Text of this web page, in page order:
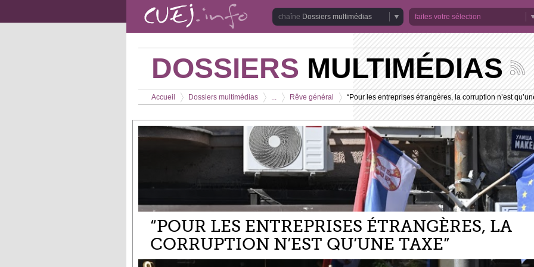
Dossiers multimédias
faites votre sélection
DOSSIERS MULTIMÉDIAS
Suivez
les
de
la
chaîne
Vous êtes ici
Accueil
>
Dossiers multimédias
>
...
>
Rêve général
>
“Pour les entreprises étrangères, la corruption n’est
“POUR LES ENTREPRISES ÉTRANGÈRES, LA
CORRUPTION N’EST QU’UNE TAXE”